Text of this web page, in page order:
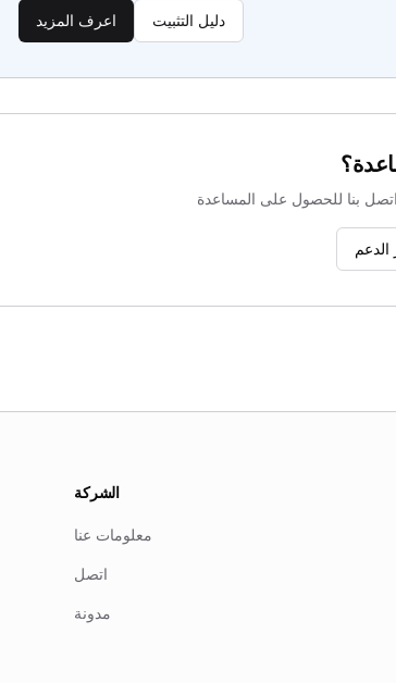
اعرف المزيد دليل التثبيت
بنا للحصول على المساعدة
الدعم
الشركة
معلومات عنا
اتصل
مدونة